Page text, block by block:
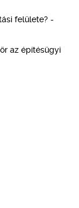
felülete? -
az építésügyi